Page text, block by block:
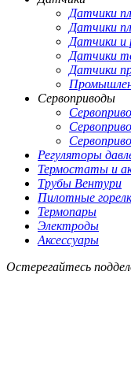
Датчики
Датчики
Датчики и
Датчики
Датчики
Сервоприводы
Регуляторы
Термостаты и
Трубы Вентури
Пилотные
Термопары
Электроды
Аксессуары
Остерегайтесь